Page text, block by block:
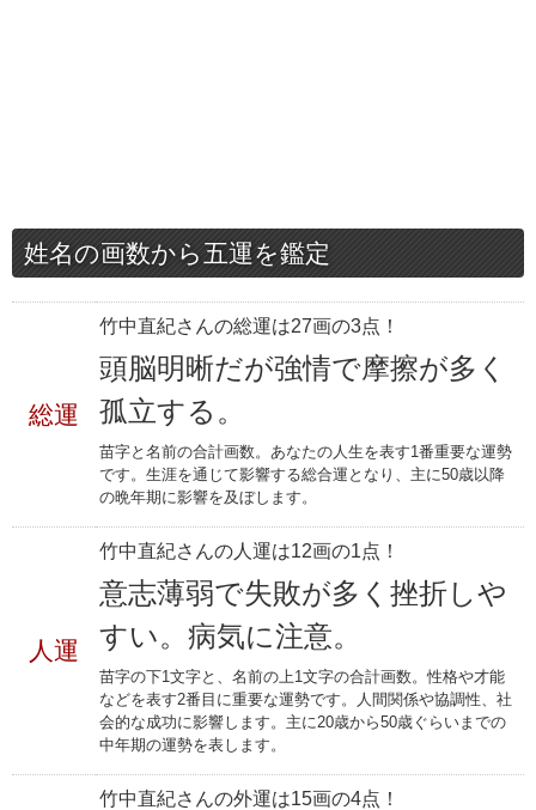
姓名の画数から五運を鑑定
総運
竹中直紀さんの総運は27画の3点！
頭脳明晰だが強情で摩擦が多く
孤立する。
苗字と名前の合計画数。あなたの人生を表す1番重要な運勢
です。生涯を通じて影響する総合運となり、主に50歳以降
の晩年期に影響を及ぼします。
人運
竹中直紀さんの人運は12画の1点！
意志薄弱で失敗が多く挫折しや
すい。病気に注意。
苗字の下1文字と、名前の上1文字の合計画数。性格や才能
などを表す2番目に重要な運勢です。人間関係や協調性、社
会的な成功に影響します。主に20歳から50歳ぐらいまでの
中年期の運勢を表します。
竹中直紀さんの外運は15画の4点！